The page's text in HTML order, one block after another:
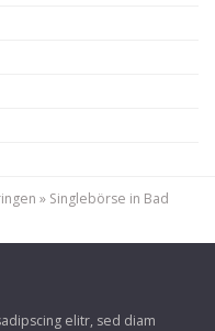
» Singlebörse in Bad
elitr, sed diam